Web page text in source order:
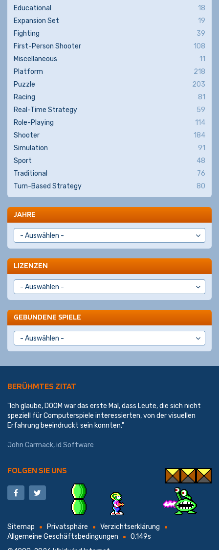
Educational
18
Expansion Set
19
Fighting
39
First-Person Shooter
108
Miscellaneous
11
Platform
218
Puzzle
203
Racing
81
Real-Time Strategy
59
Role-Playing
114
Shooter
184
Simulation
91
Sport
48
Traditional
76
Turn-Based Strategy
80
JAHRE
LIZENZEN
GEBUNDENE SPIELE
BERÜHMTES ZITAT
"Ich glaube, DOOM war das erste Mal, dass Leute, die sich nicht
speziell für Computerspiele interessierten, von der visuellen
Erfahrung beeindruckt sein konnten."
John Carmack,id Software
FOLGEN SIE UNS
Sitemap Privatsphäre
Verzichtserklärung
Allgemeine Geschäftsbedingungen
0,149s